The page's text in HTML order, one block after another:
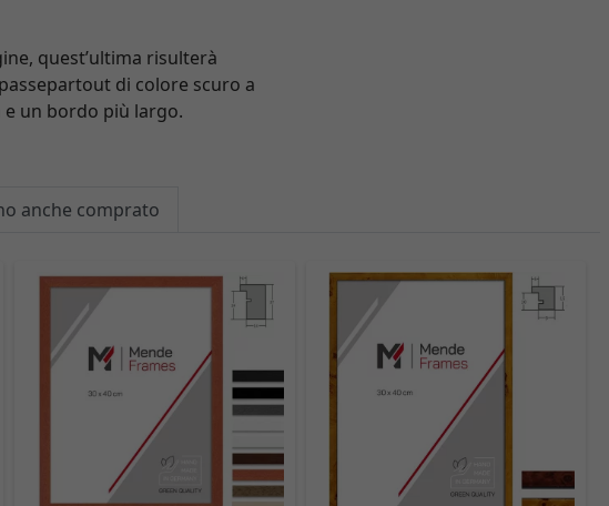
quest’ultima risulterà
di colore scuro a
un bordo più largo.
anche comprato